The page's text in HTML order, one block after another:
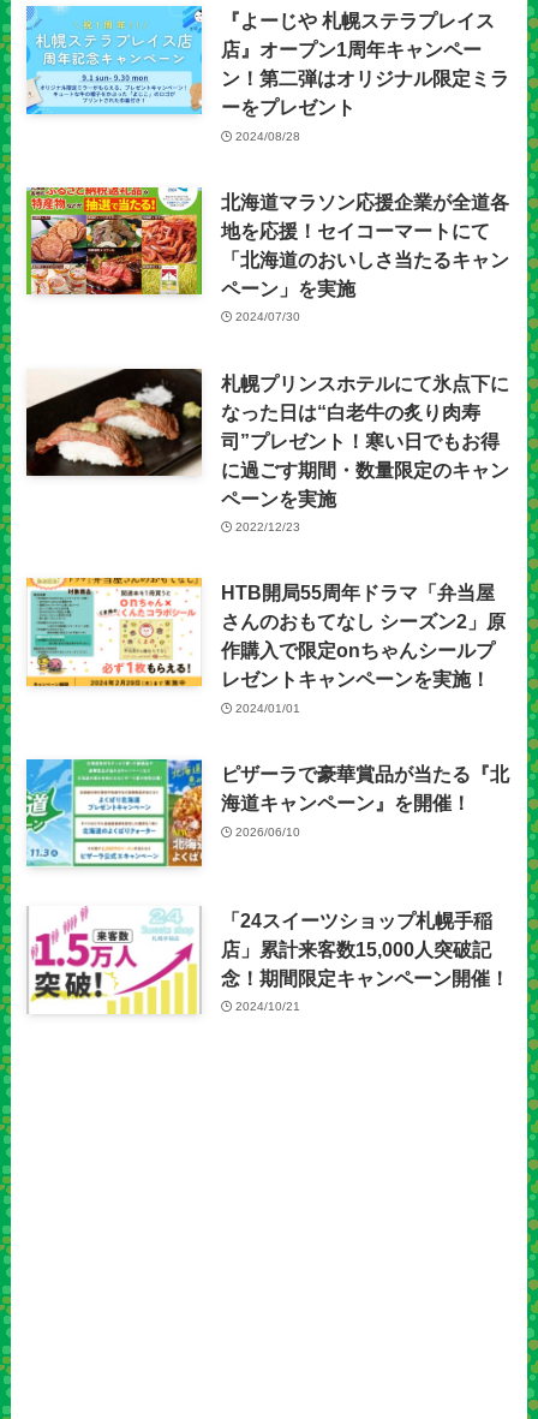
『よーじや 札幌ステラプレイス
店』オープン1周年キャンペー
ン！第二弾はオリジナル限定ミラ
ーをプレゼント
2024/08/28
北海道マラソン応援企業が全道各
地を応援！セイコーマートにて
「北海道のおいしさ当たるキャン
ペーン」を実施
2024/07/30
札幌プリンスホテルにて氷点下に
なった日は“白老牛の炙り肉寿
司”プレゼント！寒い日でもお得
に過ごす期間・数量限定のキャン
ペーンを実施
2022/12/23
HTB開局55周年ドラマ「弁当屋
さんのおもてなし シーズン2」原
作購入で限定onちゃんシールプ
レゼントキャンペーンを実施！
2024/01/01
ピザーラで豪華賞品が当たる『北
海道キャンペーン』を開催！
2026/06/10
「24スイーツショップ札幌手稲
店」累計来客数15,000人突破記
念！期間限定キャンペーン開催！
2024/10/21